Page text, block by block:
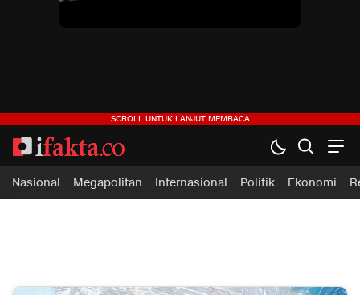
Nasional Megapolitan Internasional Politik Ekonomi